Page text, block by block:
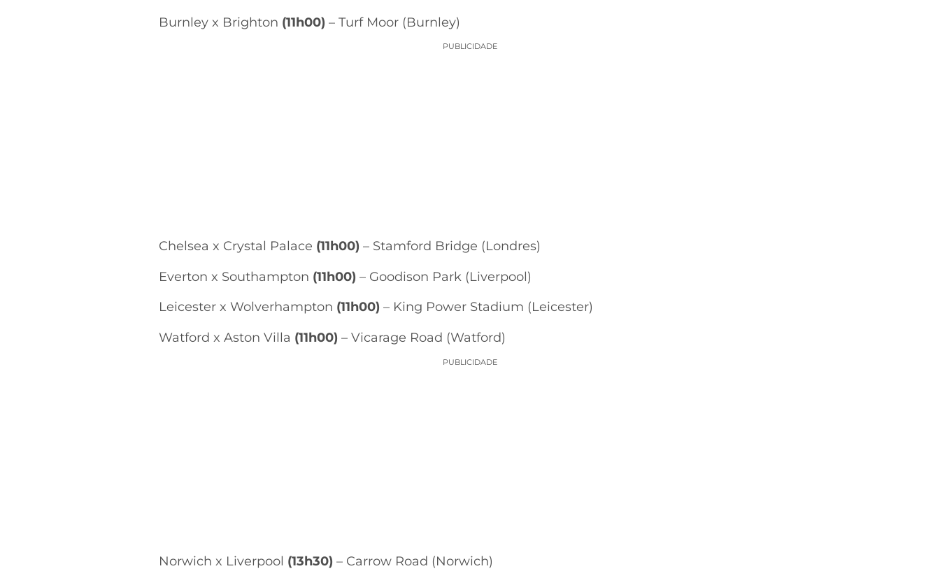
Burnley x Brighton (11h00) – Turf Moor (Burnley)
PUBLICIDADE
Chelsea x Crystal Palace (11h00) – Stamford Bridge (Londres)
Everton x Southampton (11h00) – Goodison Park (Liverpool)
Leicester x Wolverhampton (11h00) – King Power Stadium (Leicester)
Watford x Aston Villa (11h00) – Vicarage Road (Watford)
PUBLICIDADE
Norwich x Liverpool (13h30) – Carrow Road (Norwich)